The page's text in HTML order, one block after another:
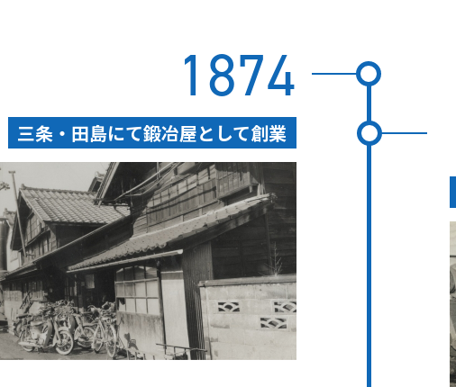
1874
三条・田島にて鍛冶屋として創業